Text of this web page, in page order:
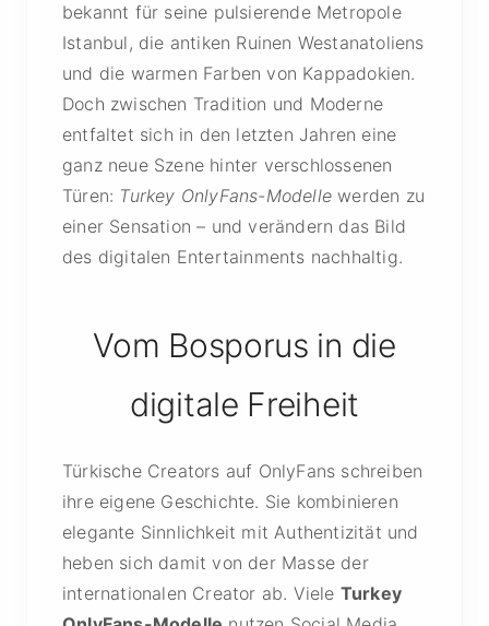
bekannt für seine pulsierende Metropole
Istanbul, die antiken Ruinen Westanatoliens
und die warmen Farben von Kappadokien.
Doch zwischen Tradition und Moderne
entfaltet sich in den letzten Jahren eine
ganz neue Szene hinter verschlossenen
Türen: Turkey OnlyFans-Modelle werden zu
einer Sensation – und verändern das Bild
des digitalen Entertainments nachhaltig.
Vom Bosporus in die
digitale Freiheit
Türkische Creators auf OnlyFans schreiben
ihre eigene Geschichte. Sie kombinieren
elegante Sinnlichkeit mit Authentizität und
heben sich damit von der Masse der
internationalen Creator ab. Viele Turkey